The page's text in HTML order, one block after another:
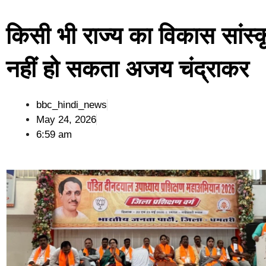
किसी भी राज्य का विकास
नहीं हो सकता अजय चंद्राकर
bbc_hindi_news
May 24, 2026
6:59 am